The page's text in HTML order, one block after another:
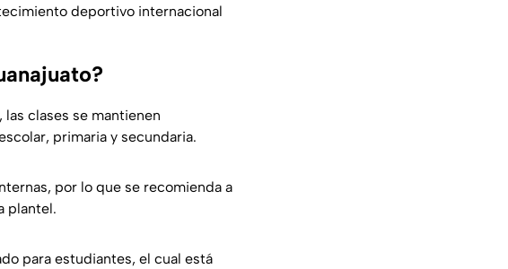
deportivo internacional
clases se mantienen
primaria y secundaria.
por lo que se recomienda a
plantel.
para estudiantes, el cual está